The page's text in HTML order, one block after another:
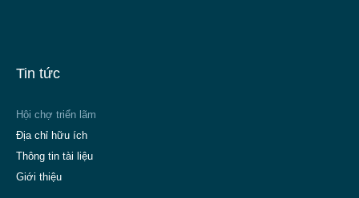
Tin tức
Hội chợ triển lãm
Địa chỉ hữu ích
Thông tin tài liệu
Giới thiệu